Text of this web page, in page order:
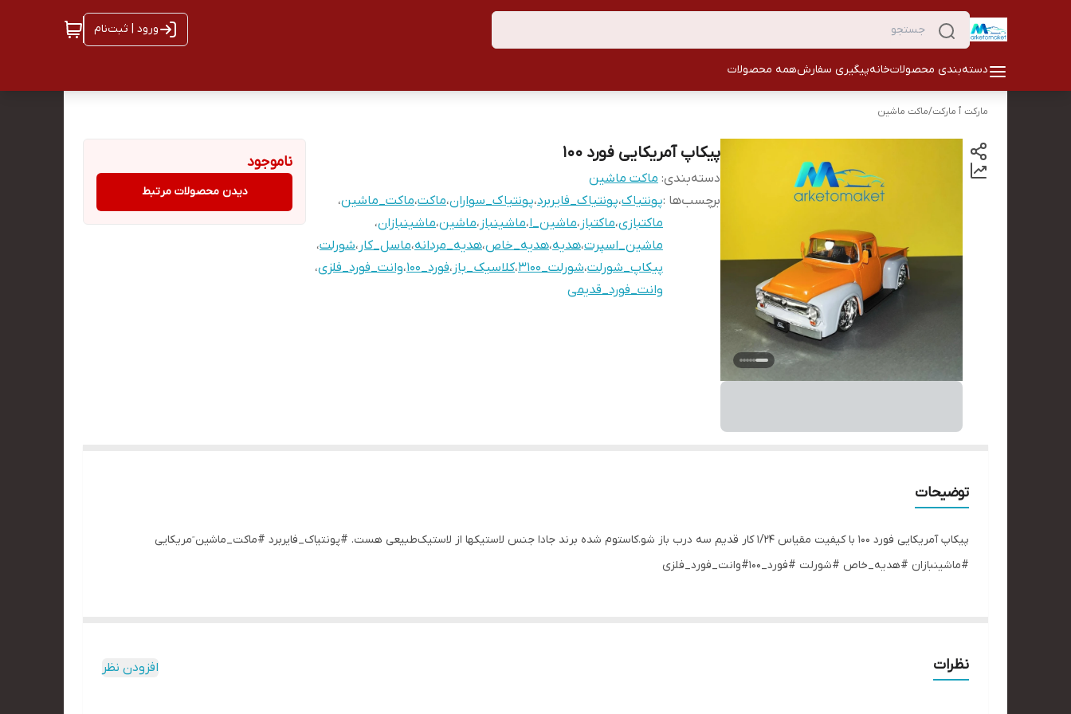
ورود | ثبت‌نام
دسته‌بندی محصولاتخانهپیگیری سفارشهمه محصولات
مارکت ٱ مارکت/ماکت ماشین
پیکاپ آمریکایی فورد ۱۰۰
دسته‌بندی: ماکت ماشین
برچسب‌ها :پونتیاک،پونتیاک_فایربرد،پونتیاک_سواران،ماکت،ماکت_ماشین،
ماکتبازی،ماکتباز ،ماشین_ا،ماشینباز ،ماشین،ماشینبازان،
ماشین_اسپرت،هدیه،هدیه_خاص،هدیه_مردانه،ماسل_کار ،شورلت،
پیکاپ_شورلت،شورلت_۳۱۰۰ ،کلاسیک_باز ،فورد_۱۰۰ ،وانت_فورد_فلزی،
وانت_فورد_قدیمی
ناموجود
دیدن محصولات مرتبط
توضیحات
پیکاپ آمریکایی فورد ۱۰۰ با کیفیت مقیاس ۱/۲۴ کار قدیم سه درب باز شو.کاستوم شده برند جادا جنس لاستیکها از لاستیک‌طبیعی هست. #پونتیاک_فایربرد #ماکت_ماشین ٓمریکایی
#ماشینبازان #هدیه_خاص #شورلت #فورد_۱۰۰#وانت_فورد_فلزی
نظرات افزودن نظر